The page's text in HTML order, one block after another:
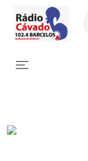
Toggle